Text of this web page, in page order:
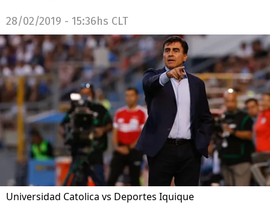
28/02/2019 - 15:36hs CLT
Universidad Catolica vs Deportes Iquique